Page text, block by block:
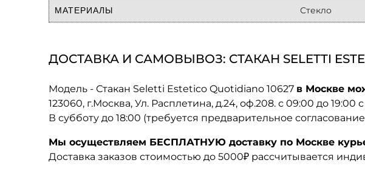
МАТЕРИАЛЫ Стекло
ДОСТАВКА И САМОВЫВОЗ: СТАКАН SELETTI
Модель - Стакан Seletti Estetico Quotidiano 10627 в Москве
123060, г.Москва, Ул. Расплетина, д.24, оф.208. с 09:00 до
В субботу до 18:00 (требуется предварительное
Мы осуществляем БЕСПЛАТНУЮ доставку по Москве
Доставка заказов стоимостью до 5000₽ рассчитывается